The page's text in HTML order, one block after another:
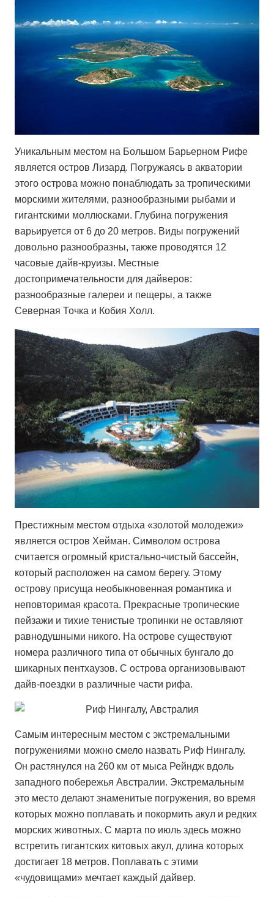
Уникальным местом на Большом Барьерном Рифе
является остров Лизард. Погружаясь в акватории
этого острова можно понаблюдать за тропическими
морскими жителями, разнообразными рыбами и
гигантскими моллюсками. Глубина погружения
варьируется от 6 до 20 метров. Виды погружений
довольно разнообразны, также проводятся 12
часовые дайв-круизы. Местные
достопримечательности для дайверов:
разнообразные галереи и пещеры, а также
Северная Точка и Кобия Холл.
Престижным местом отдыха «золотой молодежи»
является остров Хейман. Символом острова
считается огромный кристально-чистый бассейн,
который расположен на самом берегу. Этому
острову присуща необыкновенная романтика и
неповторимая красота. Прекрасные тропические
пейзажи и тихие тенистые тропинки не оставляют
равнодушными никого. На острове существуют
номера различного типа от обычных бунгало до
шикарных пентхаузов. С острова организовывают
дайв-поездки в различные части рифа.
Самым интересным местом с экстремальными
погружениями можно смело назвать Риф Нингалу.
Он растянулся на 260 км от мыса Рейндж вдоль
западного побережья Австралии. Экстремальным
это место делают знаменитые погружения, во время
которых можно поплавать и покормить акул и редких
морских животных. С марта по июль здесь можно
встретить гигантских китовых акул, длина которых
достигает 18 метров. Поплавать с этими
«чудовищами» мечтает каждый дайвер.